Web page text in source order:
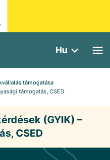
Hu
támogatása
támogatás, CSED
(GYIK) –
CSED